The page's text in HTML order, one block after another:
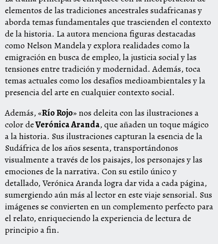
elementos de las tradiciones ancestrales sudafricanas y
aborda temas fundamentales que trascienden el contexto
de la historia. La autora menciona figuras destacadas
como Nelson Mandela y explora realidades como la
emigración en busca de empleo, la justicia social y las
tensiones entre tradición y modernidad. Además, toca
temas actuales como los desafíos medioambientales y la
presencia del arte en cualquier contexto social.
Además, «Río Rojo» nos deleita con las ilustraciones a
color deVerónica Aranda, que añaden un toque mágico
a la historia. Sus ilustraciones capturan la esencia de la
Sudáfrica de los años sesenta, transportándonos
visualmente a través de los paisajes, los personajes y las
emociones de la narrativa. Con su estilo único y
detallado, Verónica Aranda logra dar vida a cada página,
sumergiendo aún más al lector en este viaje sensorial. Sus
imágenes se convierten en un complemento perfecto para
el relato, enriqueciendo la experiencia de lectura de
principio a fin.